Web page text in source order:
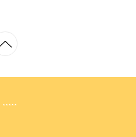
*****